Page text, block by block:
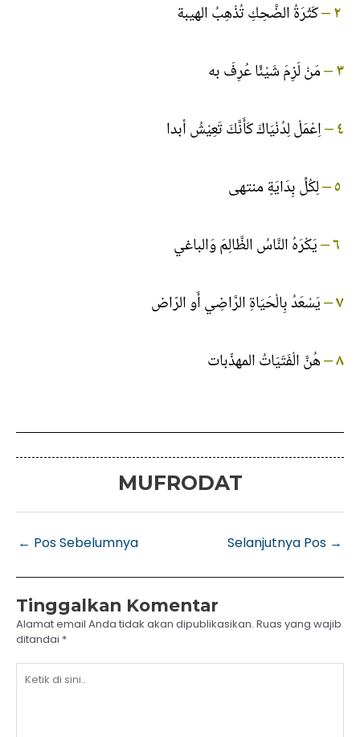
٢–كَثْرَةُ الضَّحِكِ تُذْهِبُ الهيبة
٣–مَنْ لَزِمَ شَيْئًا عُرِفَ به
٤–اِعْمَلْ لِدُنْيَاكَ كَأَنَّكَ تَعِيْشُ أبدا
٥–لِكُلِّ بِدَايَةٍ منتهى
٦–يَكْرَهُ النَّاسُ الظَّالِمَ وَالباغي
٧–يَسْعَدُ بِالْحَيَاةِ الرَّاضِي أَو الرّاض
٨–هُنَّ الْفَتَيَاتُ المهذّبات
MUFRODAT
← Pos Sebelumnya Selanjutnya Pos →
Tinggalkan Komentar
Alamat email Anda tidak akan dipublikasikan. Ruas yang wajib
ditandai *